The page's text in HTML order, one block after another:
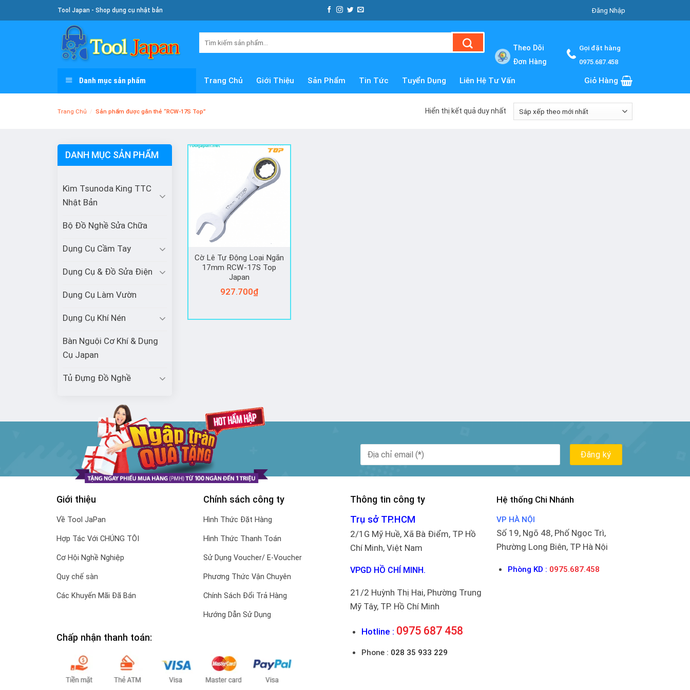
To
Tool Japan - Shop dụng cụ nhật bản Đăng Nhập
Theo Dõi
Đơn Hàng
Gọi đặt hàng
0975.687.458
Danh mục sản phẩm Trang Chủ Giới Thiệu Sản Phẩm Tin Tức Tuyển Dụng Liên Hệ Tư Vấn Giỏ Hàng
Trang Chủ / Sản phẩm được gắn thẻ “RCW-17S Top” Hiển thị kết quả duy nhất
DANH MỤC SẢN PHẨM
Kìm Tsunoda King TTC
Nhật Bản
Bộ Đồ Nghề Sửa Chữa
Dụng Cụ Cầm Tay
Dụng Cụ & Đồ Sửa Điện
Dụng Cụ Làm Vườn
Dụng Cụ Khí Nén
Bàn Nguội Cơ Khí & Dụng
Cụ Japan
Tủ Đựng Đồ Nghề
Cờ Lê Tự Động Loại Ngắn
17mm RCW-17S Top
Japan
927.700₫
Giới thiệu
Về Tool JaPan
Hợp Tác Với CHÚNG TÔI
Cơ Hội Nghề Nghiệp
Quy chế sàn
Các Khuyến Mãi Đã Bán
Chính sách công ty
Hình Thức Đặt Hàng
Hình Thức Thanh Toán
Sử Dụng Voucher/ E-Voucher
Phương Thức Vận Chuyên
Chính Sách Đổi Trả Hàng
Hướng Dẫn Sử Dụng
Chấp nhận thanh toán:
Thông tin công ty
Trụ sở TP.HCM
2/1G Mỹ Huề, Xã Bà Điểm, TP Hồ
Chí Minh, Việt Nam
VPGD HỒ CHÍ MINH.
21/2 Huỳnh Thị Hai, Phường Trung
Mỹ Tây, TP. Hồ Chí Minh
Hotline : 0975 687 458
Phone : 028 35 933 229
Hệ thống Chi Nhánh
VP HÀ NỘI
Số 19, Ngõ 48, Phố Ngọc Trì,
Phường Long Biên, TP Hà Nội
Phòng KD : 0975.687.458